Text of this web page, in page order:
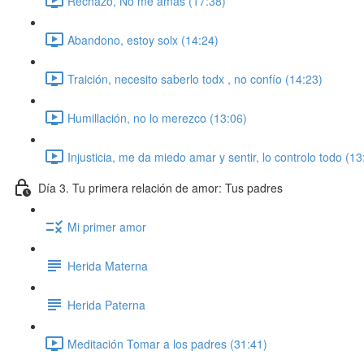
Abandono, estoy solx (14:24)
Traición, necesito saberlo todx , no confío (14:23)
Humillación, no lo merezco (13:06)
Injusticia, me da miedo amar y sentir, lo controlo todo
Día 3. Tu primera relación de amor: Tus padres
Mi primer amor
Herida Materna
Herida Paterna
Meditación Tomar a los padres (31:41)